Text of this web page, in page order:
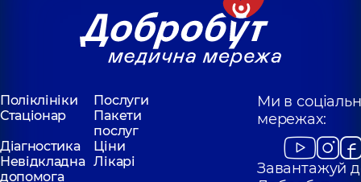
Поліклініки
Послуги
Стаціонар
Пакети
послуг
Діагностика
Ціни
Невідкладна
допомога
Лікарі
Ми в
мережах:
Завантажуй